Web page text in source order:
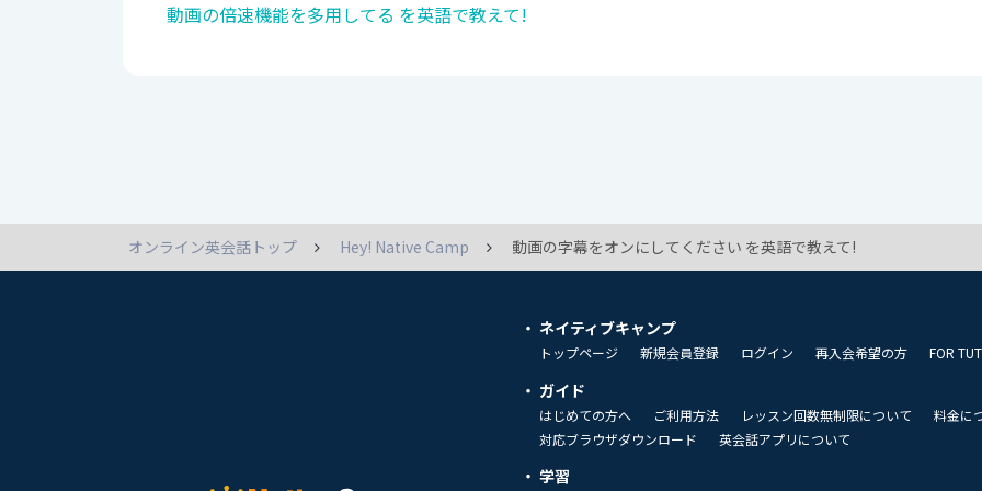
動画の倍速機能を多用してる を英語で教えて!
オンライン英会話トップ Hey! Native Camp 動画の字幕をオンにしてください を英語で教えて!
ネイティブキャンプ
トップページ 新規会員登録 ログイン 再入会希望の方 FOR
ガイド
はじめての方へ ご利用方法 レッスン回数無制限について 料金に
対応ブラウザダウンロード
英会話アプリについて
学習